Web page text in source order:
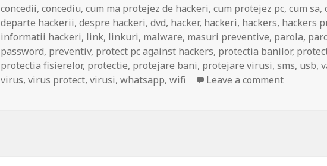
concedii,concediu,cum ma protejez de hackeri,cum protejez pc,cum sa,
departe hackerii,despre hackeri,dvd, hacker, hackeri, hackers, hackers
informatii hackeri, link, linkuri, malware, masuri preventive, parola,
password, preventiv, protect pc against hackers, protectia banilor,
protectia fisierelor, protectie, protejare bani, protejare virusi,sms, usb,
virus,virus protect,virusi,whatsapp,wifi Leave a commenton